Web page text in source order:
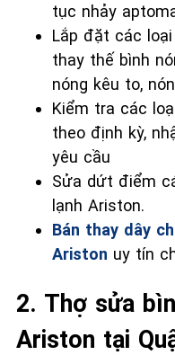
tục nhảy
Lắp đặt các
thay thế bình
nóng kêu to,
Kiểm tra các
theo định kỳ,
yêu cầu
Sửa dứt điểm
lạnh Ariston.
Bán thay dây
Ariston uy tín
2. Thợ sửa
Ariston tại